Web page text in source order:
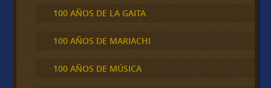
100 AÑOS DE LA GAITA
100 AÑOS DE MARIACHI
100 AÑOS DE MÚSICA